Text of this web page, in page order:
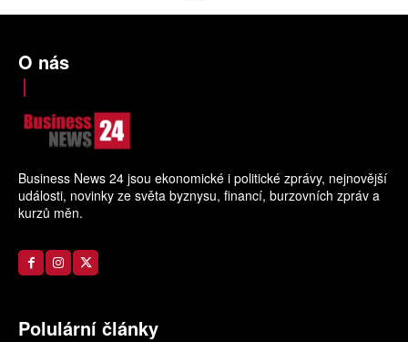
O nás
Business News 24 jsou ekonomické i politické zprávy, nejnovější
události, novinky ze světa byznysu, financí, burzovních zpráv a
kurzů měn.
Polulární články